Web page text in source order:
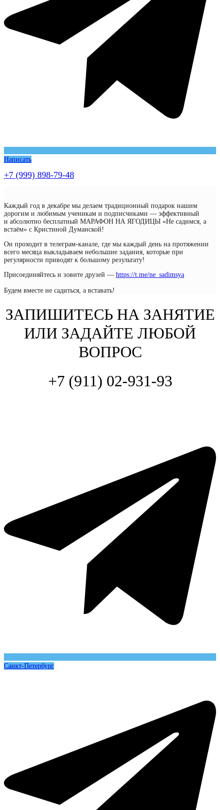
Написать
+7 (999) 898-79-48
Каждый год в декабре мы делаем традиционный подарок нашим
дорогим и любимым ученикам и подписчиками — эффективный
и абсолютно бесплатный МАРАФОН НА ЯГОДИЦЫ «Не садимся, а
встаём» с Кристиной Думанской!
Он проходит в телеграм-канале, где мы каждый день на протяжении
всего месяца выкладываем небольшие задания, которые при
регулярности приводят к большому результату!
Присоединяйтесь и зовите друзей — https://t.me/ne_sadimsya
Будем вместе не садиться, а вставать!
ЗАПИШИТЕСЬ НА ЗАНЯТИЕ
ИЛИ ЗАДАЙТЕ ЛЮБОЙ
ВОПРОС
+7 (911) 02-931-93
Санкт-Петербург